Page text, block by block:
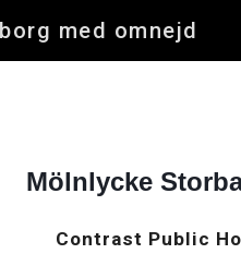
Skip to
med omnejd
Mölnlycke
Contrast Public